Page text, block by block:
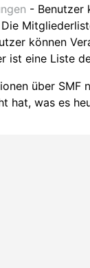
- Benutzer
können
ist eine Liste
über SMF
hat, was es